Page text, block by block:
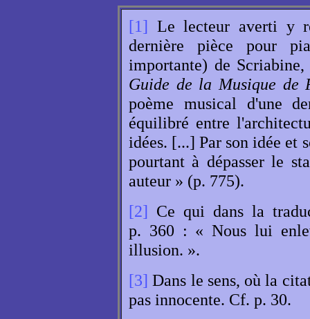
[1] Le lecteur averti y
dernière pièce pour
importante) de
Guide de la Musique de
poème musical d'une
équilibré entre
idées. [...] Par son idée et
pourtant à dépasser le
auteur » (p. 775).
[2] Ce qui dans la
p. 360 : « Nous lui
illusion. ».
[3] Dans le sens, où la
pas innocente. Cf. p. 30.